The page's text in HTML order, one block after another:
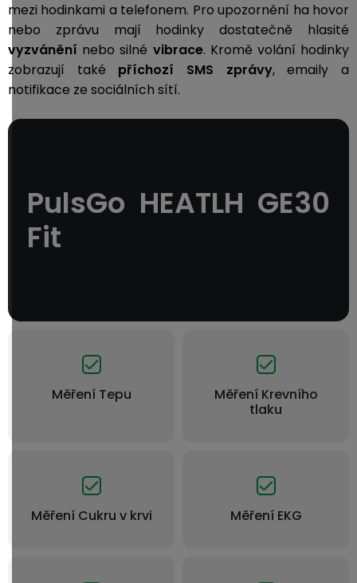
mezi hodinkami a telefonem. Pro upozornění ha hovor
nebo zprávu mají hodinky dostatečně hlasité
vyzvánění nebo silné vibrace. Kromě volání hodinky
zobrazují také příchozí SMS zprávy, emaily a
notifikace ze sociálních sítí.
PulsGo HEATLH GE30
Fit
Měření Tepu
Měření Krevního
tlaku
Měření Cukru v krvi Měření EKG